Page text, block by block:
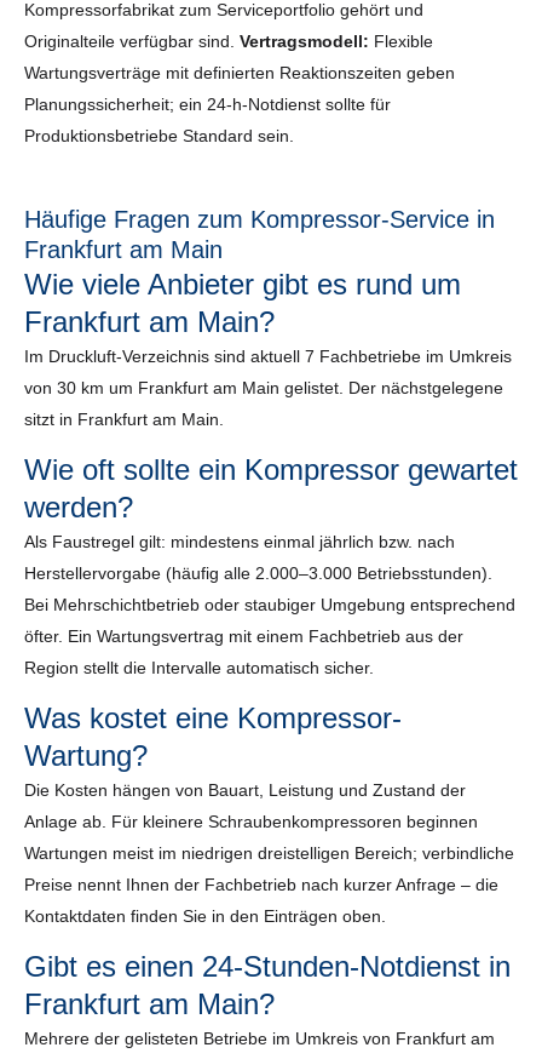
Kompressorfabrikat zum Serviceportfolio gehört und
Originalteile verfügbar sind. Vertragsmodell: Flexible
Wartungsverträge mit definierten Reaktionszeiten geben
Planungssicherheit; ein 24-h-Notdienst sollte für
Produktionsbetriebe Standard sein.
Häufige Fragen zum Kompressor-Service in
Frankfurt am Main
Wie viele Anbieter gibt es rund um
Frankfurt am Main?
Im Druckluft-Verzeichnis sind aktuell 7 Fachbetriebe im Umkreis
von 30 km um Frankfurt am Main gelistet. Der nächstgelegene
sitzt in Frankfurt am Main.
Wie oft sollte ein Kompressor gewartet
werden?
Als Faustregel gilt: mindestens einmal jährlich bzw. nach
Herstellervorgabe (häufig alle 2.000–3.000 Betriebsstunden).
Bei Mehrschichtbetrieb oder staubiger Umgebung entsprechend
öfter. Ein Wartungsvertrag mit einem Fachbetrieb aus der
Region stellt die Intervalle automatisch sicher.
Was kostet eine Kompressor-
Wartung?
Die Kosten hängen von Bauart, Leistung und Zustand der
Anlage ab. Für kleinere Schraubenkompressoren beginnen
Wartungen meist im niedrigen dreistelligen Bereich; verbindliche
Preise nennt Ihnen der Fachbetrieb nach kurzer Anfrage – die
Kontaktdaten finden Sie in den Einträgen oben.
Gibt es einen 24-Stunden-Notdienst in
Frankfurt am Main?
Mehrere der gelisteten Betriebe im Umkreis von Frankfurt am